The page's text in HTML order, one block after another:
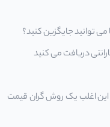
می توانید جایگزین کنید؟
دریافت می کنید
این اغلب یک روش گران قیمت